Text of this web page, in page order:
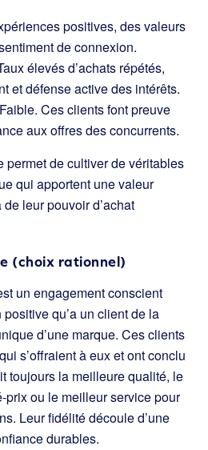
positives, des valeurs
de connexion.
élevés d’achats répétés,
et défense active des intérêts.
Faible. Ces clients font preuve
aux offres des concurrents.
permet de cultiver de véritables
qui apportent une valeur
leur pouvoir d’achat
(choix rationnel)
un engagement conscient
qu’a un client de la
d’une marque. Ces clients
s’offraient à eux et ont conclu
toujours la meilleure qualité, le
prix ou le meilleur service pour
Leur fidélité découle d’une
durables.